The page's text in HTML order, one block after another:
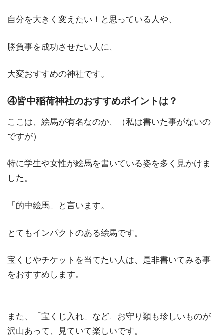
自分を大きく変えたい！と思っている人や、
勝負事を成功させたい人に、
大変おすすめの神社です。
④皆中稲荷神社のおすすめポイントは？
ここは、絵馬が有名なのか、（私は書いた事がないの
ですが）
特に学生や女性が絵馬を書いている姿を多く見かけま
した。
「的中絵馬」と言います。
とてもインパクトのある絵馬です。
宝くじやチケットを当てたい人は、是非書いてみる事
をおすすめします。
また、「宝くじ入れ」など、お守り類も珍しいものが
沢山あって、見ていて楽しいです。